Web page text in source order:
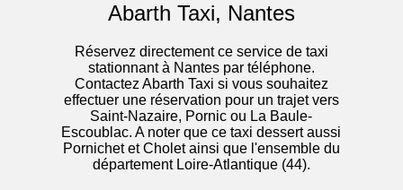
Abarth Taxi, Nantes
Réservez directement ce service de taxi
stationnant à Nantes par téléphone.
Contactez Abarth Taxi si vous souhaitez
effectuer une réservation pour un trajet vers
Saint-Nazaire, Pornic ou La Baule-
Escoublac. A noter que ce taxi dessert aussi
Pornichet et Cholet ainsi que l'ensemble du
département Loire-Atlantique (44).